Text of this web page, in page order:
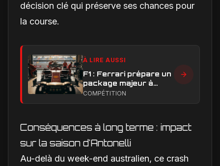
décision clé qui préserve ses chances pour
la course.
À LIRE AUSSI
F1 : Ferrari prépare un
package majeur à
Barcelone, un test
décisif pour la SF-26
COMPÉTITION
Conséquences à long terme : impact
sur la saison d'Antonelli
Au-delà du week-end australien, ce crash